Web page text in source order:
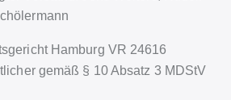
Hamburg VR 24616
gemäß § 10 Absatz 3 MDStV